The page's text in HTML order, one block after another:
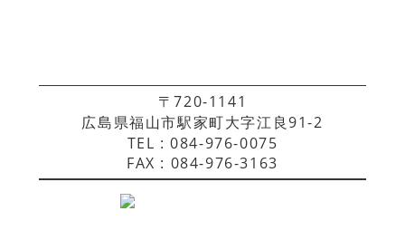
〒720-1141
広島県福山市駅家町大字江良91-2
TEL : 084-976-0075
FAX : 084-976-3163